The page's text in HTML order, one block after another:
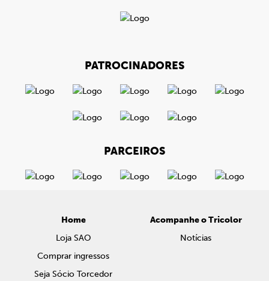
PATROCINADORES
PARCEIROS
Home
Loja SAO
Comprar ingressos
Seja Sócio Torcedor
Acompanhe o Tricolor
Notícias